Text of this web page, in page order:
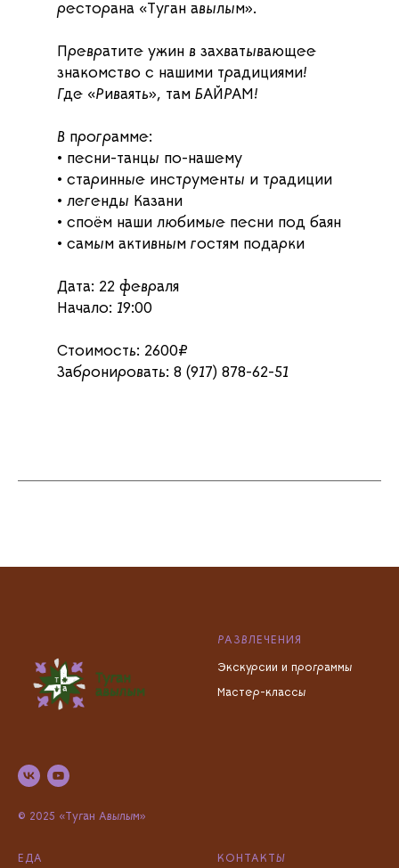
ресторана «Туган авылым».
Превратите ужин в захватывающее
знакомство с нашими традициями!
Где «Риваять», там БАЙРАМ!
В программе:
• песни-танцы по-нашему
• старинные инструменты и традиции
• легенды Казани
• споём наши любимые песни под баян
• самым активным гостям подарки
Дата: 22 февраля
Начало: 19:00
Стоимость: 2600₽
Забронировать: 8 (917) 878-62-51
© 2025 «Туган Авылым»
РАЗВЛЕЧЕНИЯ
Экскурсии и программы
Мастер-классы
ЕДА КОНТАКТЫ